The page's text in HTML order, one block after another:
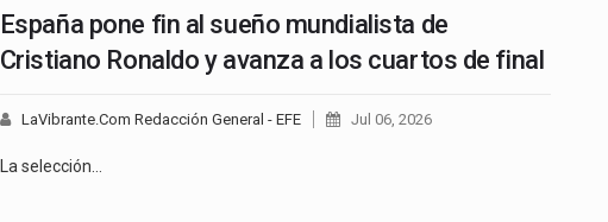
España pone fin al sueño mundialista de
Cristiano Ronaldo y avanza a los cuartos de final
LaVibrante.Com Redacción General - EFE Jul 06, 2026
La selección…